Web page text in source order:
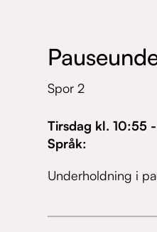
Spor 2
Tirsdag kl. 10:55 -
Språk:
Underholdning i